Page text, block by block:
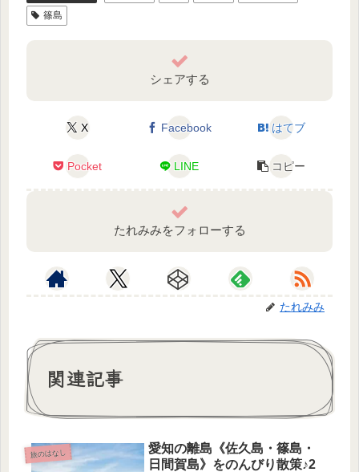
篠島
シェアする
X Facebook はてブ
Pocket LINE コピー
たれみみをフォローする
たれみみ
関連記事
旅のはなし
愛知の離島《佐久島・篠島・
日間賀島》をのんびり散策♪2